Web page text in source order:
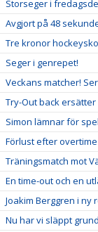
Storseger i
Avgjort på 48
Tre kronor
Seger i genrepet!
Veckans matcher!
Try-Out back
Simon lämnar för
Förlust efter overtime
Träningsmatch mot
En time-out och en
Joakim Berggren i ny
Nu har vi släppt